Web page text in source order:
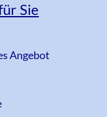
Sie
Angebot